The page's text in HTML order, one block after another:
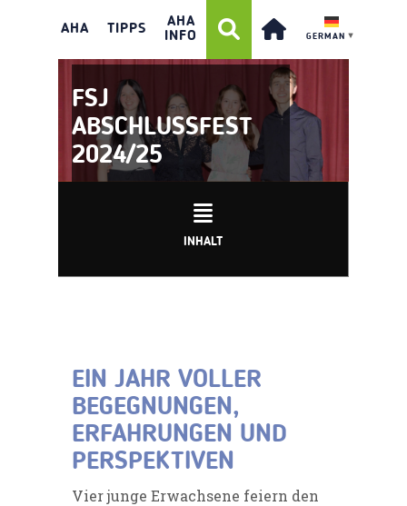
AHA TIPPS
AHA
INFO
GERMAN ▼
FSJ
ABSCHLUSSFEST
2024/25
INHALT
EIN JAHR VOLLER
BEGEGNUNGEN,
ERFAHRUNGEN UND
PERSPEKTIVEN
Vier junge Erwachsene feiern den